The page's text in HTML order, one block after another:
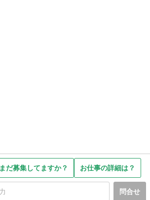
まだ募集してますか？ お仕事の詳細は？
問合せ